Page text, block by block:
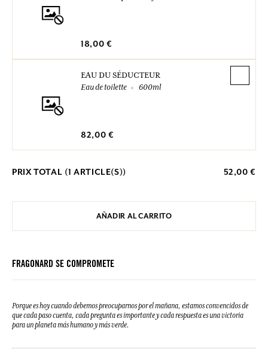
18,00 €
EAU DU SÉDUCTEUR
Eau de toilette
600ml
82,00 €
PRIX TOTAL (1 ARTICLE(S)) 52,00 €
AÑADIR AL CARRITO
FRAGONARD SE COMPROMETE
Porque es hoy cuando debemos preocuparnos por el mañana, estamos convencidos de
que cada paso cuenta, cada pregunta es importante y cada respuesta es una victoria
para un planeta más humano y más verde.